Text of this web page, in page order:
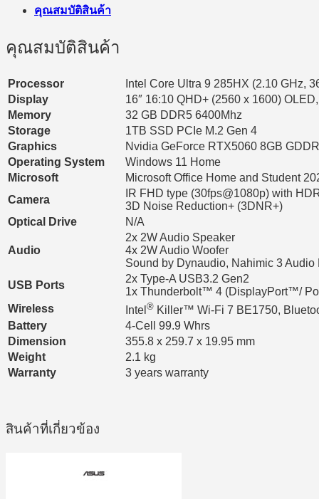
คุณสมบัติสินค้า
คุณสมบัติสินค้า
Processor
Intel Core Ultra 9 285HX (2.10 GHz,
Display
16″ 16:10 QHD+ (2560 x 1600)
Memory
32 GB DDR5 6400Mhz
Storage
1TB SSD PCIe M.2 Gen 4
Graphics
Nvidia GeForce RTX5060 8GB
Operating System
Windows 11 Home
Microsoft
Microsoft Office Home and Student
Camera
IR FHD type (30fps@1080p) with
3D Noise Reduction+ (3DNR+)
Optical Drive
N/A
Audio
2x 2W Audio Speaker
4x 2W Audio Woofer
Sound by Dynaudio, Nahimic 3
USB Ports
2x Type-A USB3.2 Gen2
1x Thunderbolt™ 4 (DisplayPort™/
Wireless
Intel ® Killer™ Wi-Fi 7 BE1750,
Battery
4-Cell 99.9 Whrs
Dimension
355.8 x 259.7 x 19.95 mm
Weight
2.1 kg
Warranty
3 years warranty
สินค้าที่เกี่ยวข้อง